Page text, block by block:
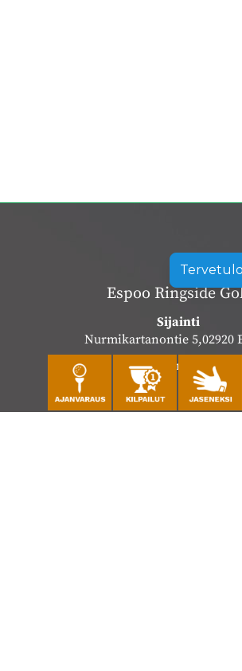
Espoo Ringside
Sijainti
Nurmikartanontie 5,02920
Katso sijainti kartalla